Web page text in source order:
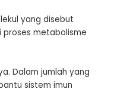
yang disebut
metabolisme
Dalam jumlah yang
sistem imun